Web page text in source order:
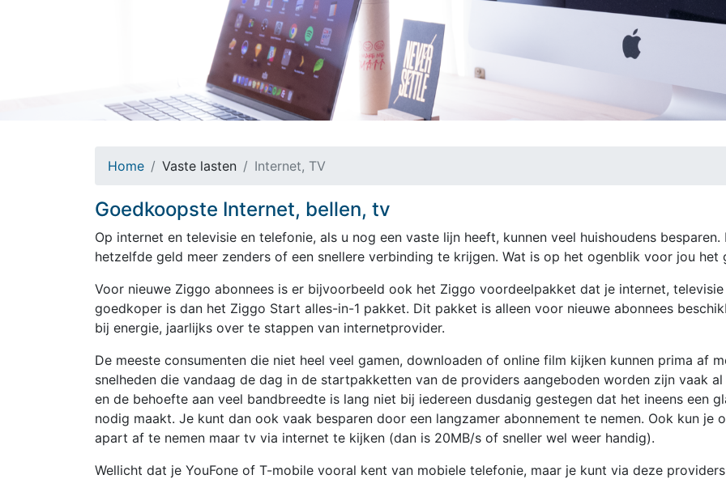
Home Vaste lasten Internet, TV
Goedkoopste Internet, bellen, tv
Op internet en televisie en telefonie, als u nog een vaste lijn heeft, kunnen veel huishoudens
hetzelfde geld meer zenders of een snellere verbinding te krijgen. Wat is op het ogenblik voor jou
Voor nieuwe Ziggo abonnees is er bijvoorbeeld ook het Ziggo voordeelpakket dat je internet,
goedkoper is dan het Ziggo Start alles-in-1 pakket. Dit pakket is alleen voor nieuwe abonnees
bij energie, jaarlijks over te stappen van internetprovider.
De meeste consumenten die niet heel veel gamen, downloaden of online film kijken kunnen prima af
snelheden die vandaag de dag in de startpakketten van de providers aangeboden worden zijn vaak
en de behoefte aan veel bandbreedte is lang niet bij iedereen dusdanig gestegen dat het ineens een
nodig maakt. Je kunt dan ook vaak besparen door een langzamer abonnement te nemen. Ook kun je
apart af te nemen maar tv via internet te kijken (dan is 20MB/s of sneller wel weer handig).
Wellicht dat je YouFone of T-mobile vooral kent van mobiele telefonie, maar je kunt via deze